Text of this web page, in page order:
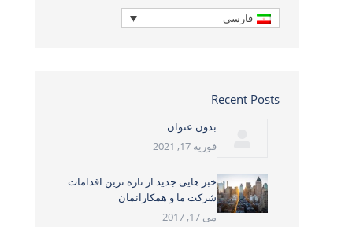
فارسی
Recent Posts
بدون عنوان
فوریه 17, 2021
خبر هایی جدید از تازه ترین اقدامات
شرکت ما و همکارانمان
می 17, 2017